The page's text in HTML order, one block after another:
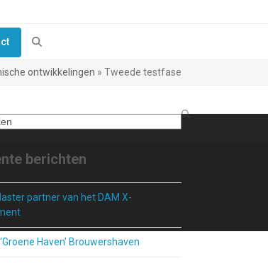
ontwikkelingen » Tweede testfase
berichten
partner van het DAM X-
Haven’ Brouwershaven